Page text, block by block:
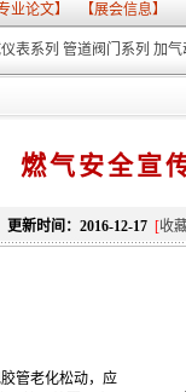
业论文】 【展会信息】
表系列 管道阀门系列 加气
燃气安全宣
更新时间：2016-12-17 [收
管老化松动，应